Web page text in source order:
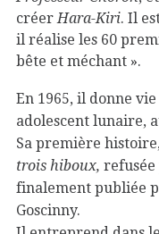
créerHara-Kiri. Il
il réalise les 60
bête et méchant ».
En 1965, il donne
adolescent lunaire,
Sa première
trois hiboux,
finalement publiée
Goscinny.